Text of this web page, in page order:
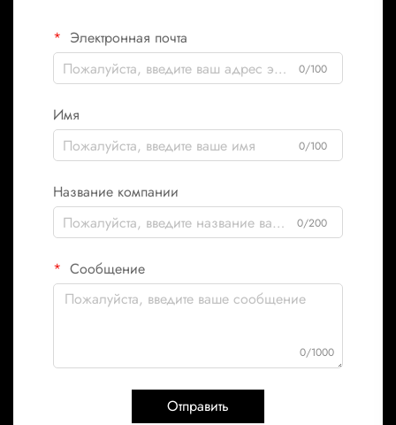
Электронная почта
0/100
Имя
0/100
Название компании
0/200
Сообщение
0/1000
Отправить